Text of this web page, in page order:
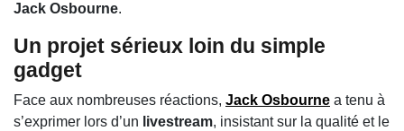
Jack Osbourne.
Un projet sérieux loin du simple
gadget
Face aux nombreuses réactions, Jack Osbourne a tenu à
s’exprimer lors d’un livestream, insistant sur la qualité et le